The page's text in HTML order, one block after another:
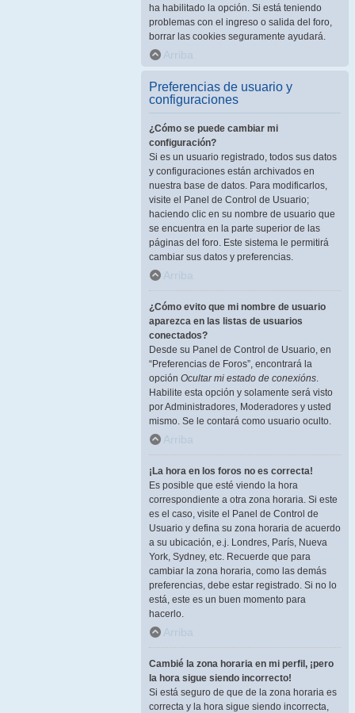
ha habilitado la opción. Si está teniendo
problemas con el ingreso o salida del foro,
borrar las cookies seguramente ayudará.
Arriba
Preferencias de usuario y
configuraciones
¿Cómo se puede cambiar mi
configuración?
Si es un usuario registrado, todos sus datos
y configuraciones están archivados en
nuestra base de datos. Para modificarlos,
visite el Panel de Control de Usuario;
haciendo clic en su nombre de usuario que
se encuentra en la parte superior de las
páginas del foro. Este sistema le permitirá
cambiar sus datos y preferencias.
Arriba
¿Cómo evito que mi nombre de usuario
aparezca en las listas de usuarios
conectados?
Desde su Panel de Control de Usuario, en
“Preferencias de Foros”, encontrará la
opción Ocultar mi estado de conexións.
Habilite esta opción y solamente será visto
por Administradores, Moderadores y usted
mismo. Se le contará como usuario oculto.
Arriba
¡La hora en los foros no es correcta!
Es posible que esté viendo la hora
correspondiente a otra zona horaria. Si este
es el caso, visite el Panel de Control de
Usuario y defina su zona horaria de acuerdo
a su ubicación, e.j. Londres, París, Nueva
York, Sydney, etc. Recuerde que para
cambiar la zona horaria, como las demás
preferencias, debe estar registrado. Si no lo
está, este es un buen momento para
hacerlo.
Arriba
Cambié la zona horaria en mi perfil, ¡pero
la hora sigue siendo incorrecto!
Si está seguro de que de la zona horaria es
correcta y la hora sigue siendo incorrecta,